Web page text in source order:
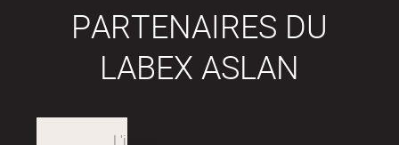
PARTENAIRES DU
LABEX ASLAN